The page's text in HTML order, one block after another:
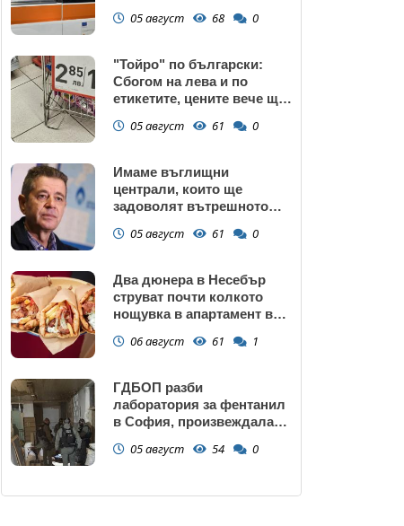
05 август 68 0
"Тойро" по български:
Сбогом на лева и по
етикетите, цените вече ще
05 август 61 0
Имаме въглищни
централи, които ще
задоволят вътрешното
05 август 61 0
Два дюнера в Несебър
струват почти колкото
нощувка в апартамент в
06 август 61 1
ГДБОП разби
лаборатория за фентанил
в София, произвеждала
(снимки)
05 август 54 0